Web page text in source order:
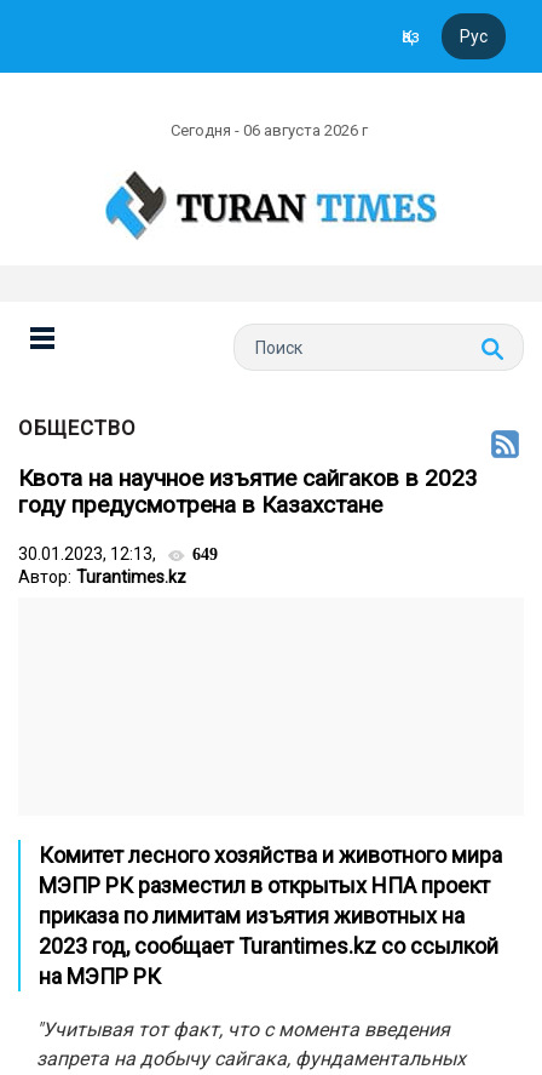
Қаз Рус
Сегодня - 06 августа 2026 г
ОБЩЕСТВО
Квота на научное изъятие сайгаков в 2023
году предусмотрена в Казахстане
30.01.2023, 12:13, 649
Автор: Turantimes.kz
Комитет лесного хозяйства и животного мира
МЭПР РК разместил в открытых НПА проект
приказа по лимитам изъятия животных на
2023 год, сообщаетTurantimes.kz со ссылкой
на МЭПР РК
"Учитывая тот факт, что с момента введения
запрета на добычу сайгака, фундаментальных